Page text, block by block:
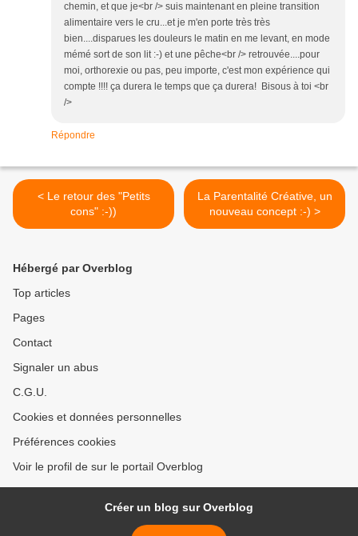
chemin, et que je<br /> suis maintenant en pleine transition
alimentaire vers le cru...et je m'en porte très très
bien....disparues les douleurs le matin en me levant, en mode
mémé sort de son lit :-) et une pêche<br /> retrouvée....pour
moi, orthorexie ou pas, peu importe, c'est mon expérience qui
compte !!!! ça durera le temps que ça durera! Bisous à toi <br
/>
Répondre
< Le retour des "Petits
cons" :-))
La Parentalité Créative, un
nouveau concept :-) >
Hébergé par Overblog
Top articles
Pages
Contact
Signaler un abus
C.G.U.
Cookies et données personnelles
Préférences cookies
Voir le profil de sur le portail Overblog
Créer un blog sur Overblog